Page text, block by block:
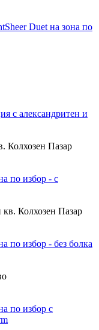
Duet на зона по
с александритен и
Колхозен Пазар
по избор - с
кв. Колхозен Пазар
по избор - без болка
по избор с